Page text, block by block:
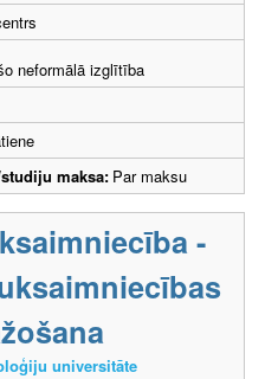
neformālā izglītība
maksa: Par maksu
-
universitāte